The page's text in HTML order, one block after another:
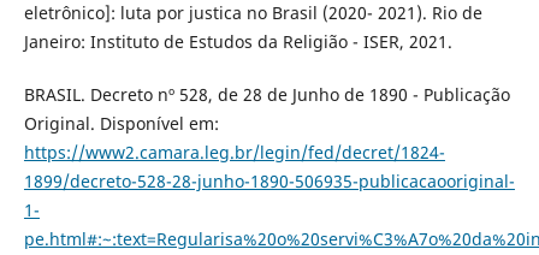
eletrônico]: luta por justica no Brasil (2020- 2021). Rio de
Janeiro: Instituto de Estudos da Religião - ISER, 2021.
BRASIL. Decreto nº 528, de 28 de Junho de 1890 - Publicação
Original. Disponível em:
https://www2.camara.leg.br/legin/fed/decret/1824-
1899/decreto-528-28-junho-1890-506935-publicacaooriginal-
1-